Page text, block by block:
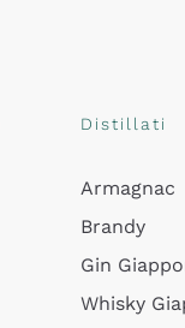
Distillati
Armagnac
Brandy
Gin
Whisky